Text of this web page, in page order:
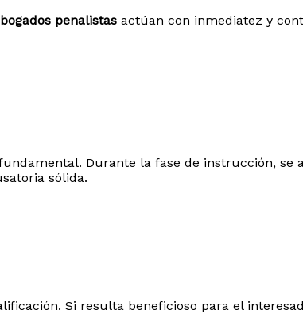
penalistas actúan con inmediatez y
Durante la fase de instrucción, se
sólida.
Si resulta beneficioso para el